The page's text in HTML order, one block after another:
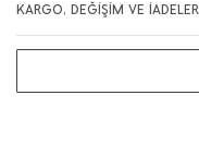
KARGO, DEĞİŞİM VE İADELER